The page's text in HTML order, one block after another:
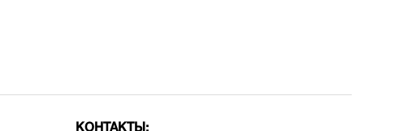
КОНТАКТЫ: